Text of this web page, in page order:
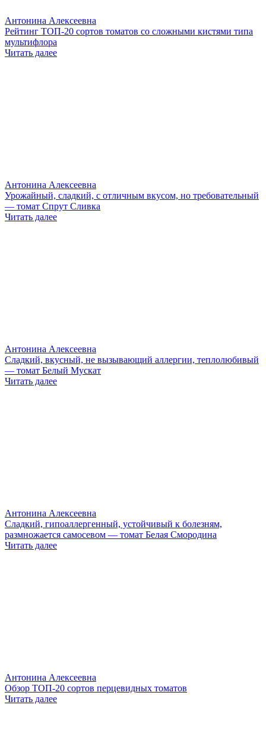
Антонина Алексеевна
Рейтинг ТОП-20 сортов томатов со сложными кистями типа
мультифлора
Читать далее
Антонина Алексеевна
Урожайный, сладкий, с отличным вкусом, но требовательный
— томат Спрут Сливка
Читать далее
Антонина Алексеевна
Сладкий, вкусный, не вызывающий аллергии, теплолюбивый
— томат Белый Мускат
Читать далее
Антонина Алексеевна
Сладкий, гипоаллергенный, устойчивый к болезням,
размножается самосевом — томат Белая Смородина
Читать далее
Антонина Алексеевна
Обзор ТОП-20 сортов перцевидных томатов
Читать далее